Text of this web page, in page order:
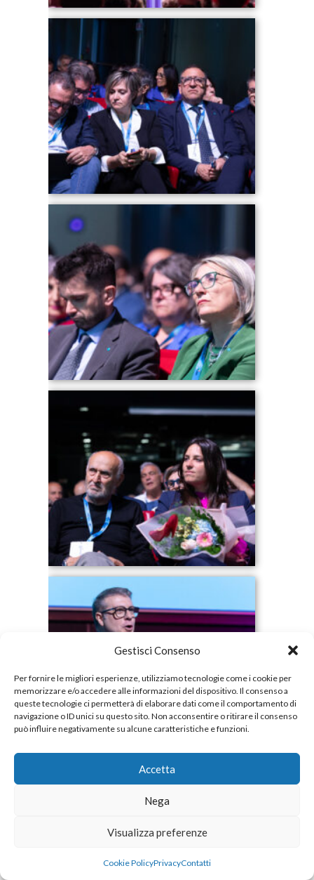
Gestisci Consenso
Per fornire le migliori esperienze, utilizziamo tecnologie come i cookie per
memorizzare e/o accedere alle informazioni del dispositivo. Il consenso a
queste tecnologie ci permetterà di elaborare dati come il comportamento di
navigazione o ID unici su questo sito. Non acconsentire o ritirare il consenso
può influire negativamente su alcune caratteristiche e funzioni.
Accetta
Nega
Visualizza preferenze
Cookie PolicyPrivacyContatti